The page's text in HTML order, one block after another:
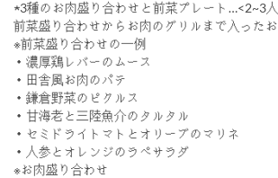
★3種のお肉盛り合わせと前菜プレート…<2~3
前菜盛り合わせからお肉のグリルまで入ったお
※前菜盛り合わせの一例
・濃厚鶏レバーのムース
・田舎風お肉のパテ
・鎌倉野菜のピクルス
・甘海老と三陸魚介のタルタル
・セミドライトマトとオリーブのマリネ
・人参とオレンジのラぺサラダ
※お肉盛り合わせ